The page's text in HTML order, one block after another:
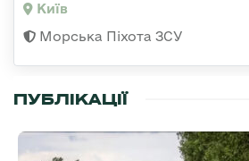
Київ
Морська Піхота ЗСУ
ПУБЛІКАЦІЇ